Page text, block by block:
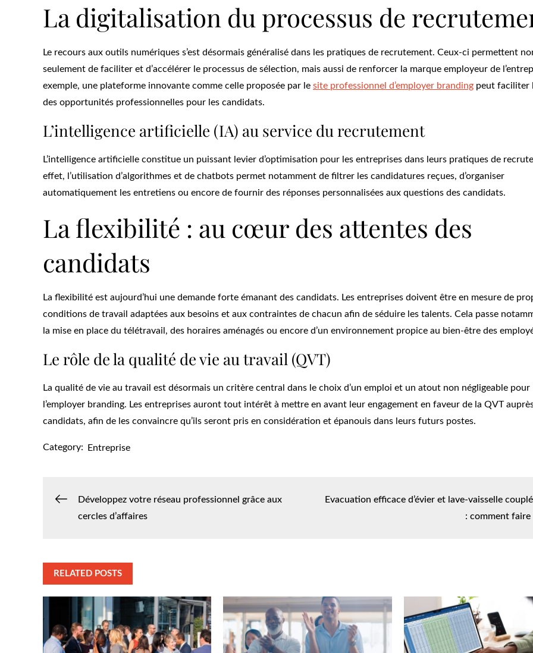
La digitalisation du processus de
Le recours aux outils numériques s’est désormais généralisé dans les pratiques de recrutement. Ceux-ci permettent
seulement de faciliter et d’accélérer le processus de sélection, mais aussi de renforcer la marque employeur de
exemple, une plateforme innovante comme celle proposée par le site professionnel d’employer branding peut faciliter
des opportunités professionnelles pour les candidats.
L’intelligence artificielle (IA) au service du recrutement
L’intelligence artificielle constitue un puissant levier d’optimisation pour les entreprises dans leurs pratiques de
effet, l’utilisation d’algorithmes et de chatbots permet notamment de filtrer les candidatures reçues, d’organiser
automatiquement les entretiens ou encore de fournir des réponses personnalisées aux questions des candidats.
La flexibilité : au cœur des attentes des
candidats
La flexibilité est aujourd’hui une demande forte émanant des candidats. Les entreprises doivent être en mesure de
conditions de travail adaptées aux besoins et aux contraintes de chacun afin de séduire les talents. Cela passe
la mise en place du télétravail, des horaires aménagés ou encore d’un environnement propice au bien-être des
Le rôle de la qualité de vie au travail (QVT)
La qualité de vie au travail est désormais un critère central dans le choix d’un emploi et un atout non négligeable pour
l’employer branding. Les entreprises auront tout intérêt à mettre en avant leur engagement en faveur de la QVT
candidats, afin de les convaincre qu’ils seront pris en considération et épanouis dans leurs futurs postes.
Category: Entreprise
Navigation
l’article
Développez votre réseau professionnel grâce aux
cercles d’affaires
Evacuation efficace d’évier et lave-vaisselle
: comment faire
RELATED POSTS